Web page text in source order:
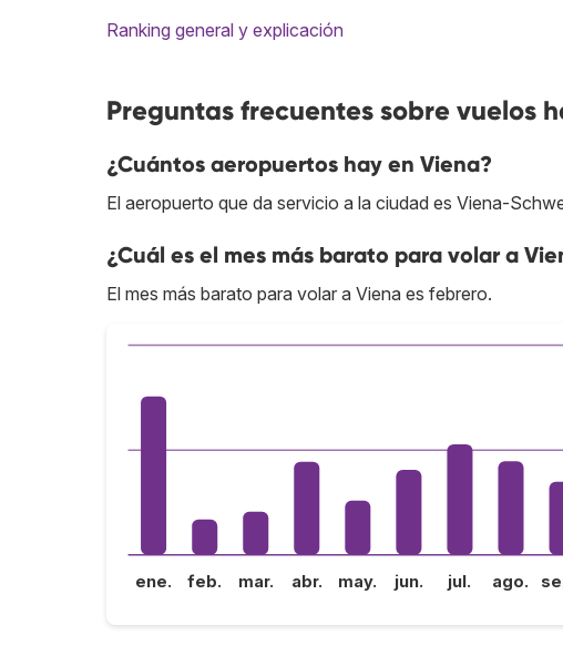
Ranking general y explicación
Preguntas frecuentes sobre vuelos
¿Cuántos aeropuertos hay en Viena?
El aeropuerto que da servicio a la ciudad es Viena-
¿Cuál es el mes más barato para volar a
El mes más barato para volar a Viena es febrero.
ene. feb. mar. abr. may. jun. jul. ago.